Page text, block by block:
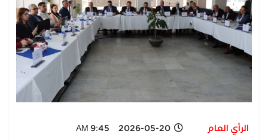
الرأي العام 2026-05-20 9:45 AM